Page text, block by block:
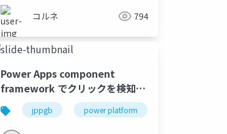
コルネ 794
Power Apps component
framework でクリックを検知す
るコンポーネント作ってみた
jppgb power platform